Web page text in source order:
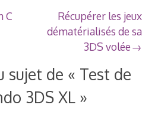
C
Récupérer les jeux
dématérialisés de sa
3DS volée
sujet de « Test de
3DS XL»